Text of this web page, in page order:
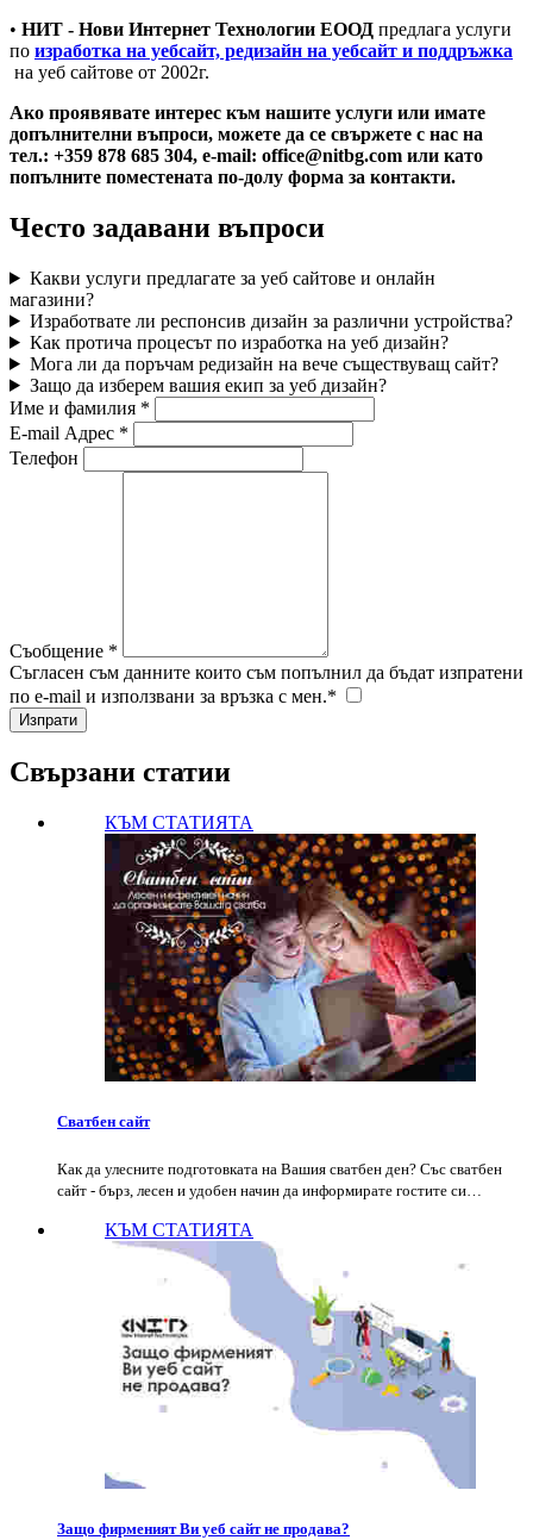
• НИТ - Нови Интернет Технологии ЕООД предлага услуги
по изработка на уебсайт, редизайн на уебсайт и поддръжка
на уеб сайтове от 2002г.
Ако проявявате интерес към нашите услуги или имате
допълнителни въпроси, можете да се свържете с нас на
тел.: +359 878 685 304, e-mail: office@nitbg.com или като
попълните поместената по-долу форма за контакти.
Често задавани въпроси
Какви услуги предлагате за уеб сайтове и онлайн
магазини?
Изработвате ли респонсив дизайн за различни устройства?
Как протича процесът по изработка на уеб дизайн?
Мога ли да поръчам редизайн на вече съществуващ сайт?
Защо да изберем вашия екип за уеб дизайн?
Име и фамилия *
E-mail Адрес *
Телефон
Съобщение *
Съгласен съм данните които съм попълнил да бъдат изпратени
по e-mail и използвани за връзка с мен.*
Свързани статии
КЪМ СТАТИЯТА
Сватбен сайт
Как да улесните подготовката на Вашия сватбен ден? Със сватбен
сайт - бърз, лесен и удобен начин да информирате гостите си…
КЪМ СТАТИЯТА
Защо фирменият Ви уеб сайт не продава?